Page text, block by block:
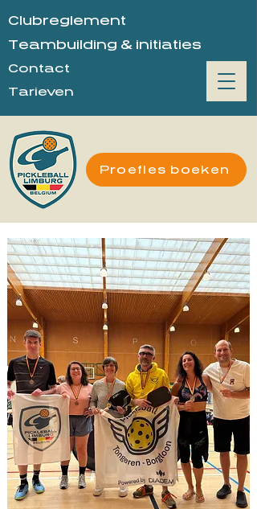
Clubreglement
Teambuilding & initiaties
Contact
Tarieven
Proefles boeken